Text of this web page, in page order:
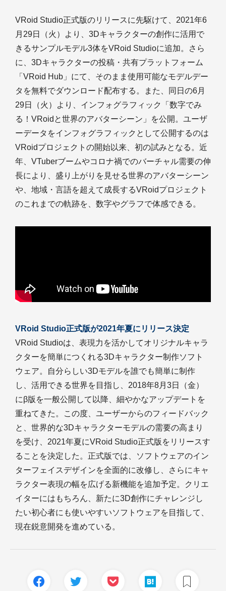
VRoid Studio正式版のリリースに先駆けて、2021年6
月29日（火）より、3Dキャラクターの創作に活用で
きるサンプルモデル3体をVRoid Studioに追加。さら
に、3Dキャラクターの投稿・共有プラットフォーム
「VRoid Hub」にて、そのまま使用可能なモデルデー
タを無料でダウンロード配布する。また、同日の6月
29日（火）より、インフォグラフィック「数字でみ
る！VRoidと世界のアバターシーン」を公開。ユーザ
ーデータをインフォグラフィックとして公開するのは
VRoidプロジェクトの開始以来、初の試みとなる。近
年、VTuberブームやコロナ禍でのバーチャル需要の伸
長により、盛り上がりを見せる世界のアバターシーン
や、地域・言語を超えて成長するVRoidプロジェクト
のこれまでの軌跡を、数字やグラフで体感できる。
VRoid Studio正式版が2021年夏にリリース決定
VRoid Studioは、表現力を活かしてオリジナルキャラ
クターを簡単につくれる3Dキャラクター制作ソフト
ウェア。自分らしい3Dモデルを誰でも簡単に制作
し、活用できる世界を目指し、2018年8月3日（金）
にβ版を一般公開して以降、細やかなアップデートを
重ねてきた。この度、ユーザーからのフィードバック
と、世界的な3Dキャラクターモデルの需要の高まり
を受け、2021年夏にVRoid Studio正式版をリリースす
ることを決定した。正式版では、ソフトウェアのイン
ターフェイスデザインを全面的に改修し、さらにキャ
ラクター表現の幅を広げる新機能を追加予定。クリエ
イターにはもちろん、新たに3D創作にチャレンジし
たい初心者にも使いやすいソフトウェアを目指して、
現在鋭意開発を進めている。